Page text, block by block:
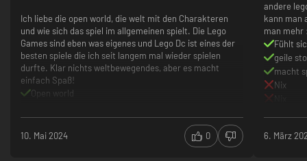
Ich liebe die open world, die welt mit den Charakteren
und wie sich das spiel im allgemeinen spielt. Die Lego
Games sind eben was eigenes und Lego Dc ist eines der
besten spiele die ich seit langem mal wieder spielen
durfte. Klar nichts weltbewegendes, aber es macht
einfach Spaß!
Open world
Details
Manche mini missionen
10. Mai 2024 0
andere
kann man
man mehr
Fühlt
geile
macht
Nix
6. März